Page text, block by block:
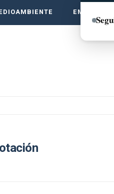
EMPRENDE